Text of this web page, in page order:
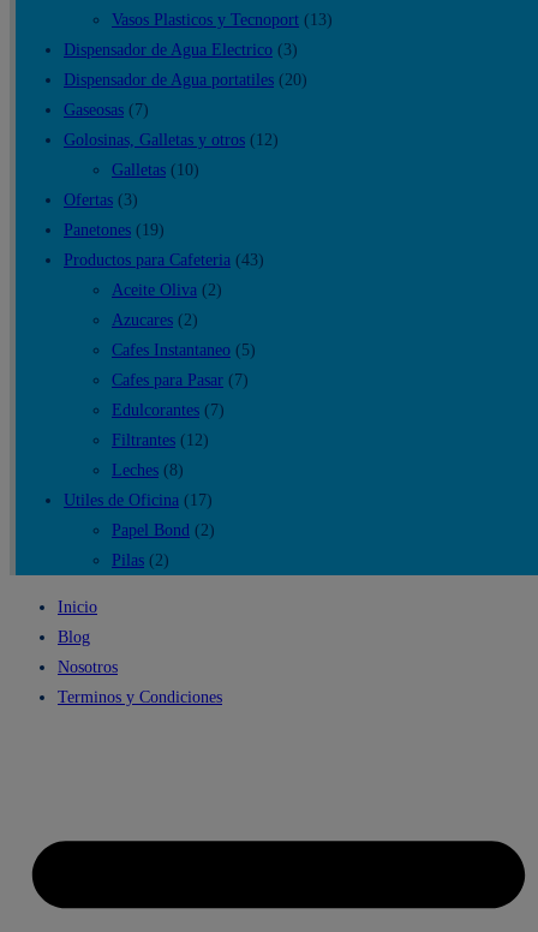
Vasos Plasticos y Tecnoport (13)
Dispensador de Agua Electrico (3)
Dispensador de Agua portatiles (20)
Gaseosas (7)
Golosinas, Galletas y otros (12)
Galletas (10)
Ofertas (3)
Panetones (19)
Productos para Cafeteria (43)
Aceite Oliva (2)
Azucares (2)
Cafes Instantaneo (5)
Cafes para Pasar (7)
Edulcorantes (7)
Filtrantes (12)
Leches (8)
Utiles de Oficina (17)
Papel Bond (2)
Pilas (2)
Inicio
Blog
Nosotros
Terminos y Condiciones